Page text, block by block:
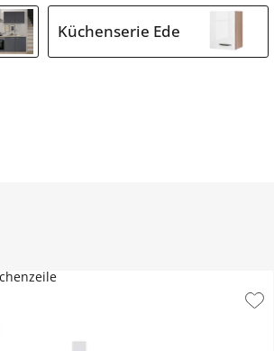
Küchenserie Ede